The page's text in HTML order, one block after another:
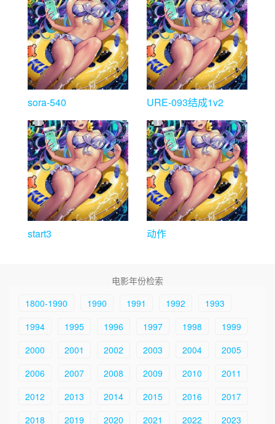
sora-540 URE-093结成1v2
start3 动作
电影年份检索
1800-1990
1990 1991 1992
1993
1994
1995 1996 1997 1998
1999
2000
2001 2002 2003 2004
2005
2006
2007 2008 2009 2010
2011
2012
2013 2014 2015 2016
2017
2018
2019 2020 2021 2022 2023